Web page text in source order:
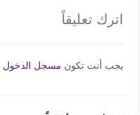
اترك تعليقاً
يجب أنت تكون مسجل الدخول